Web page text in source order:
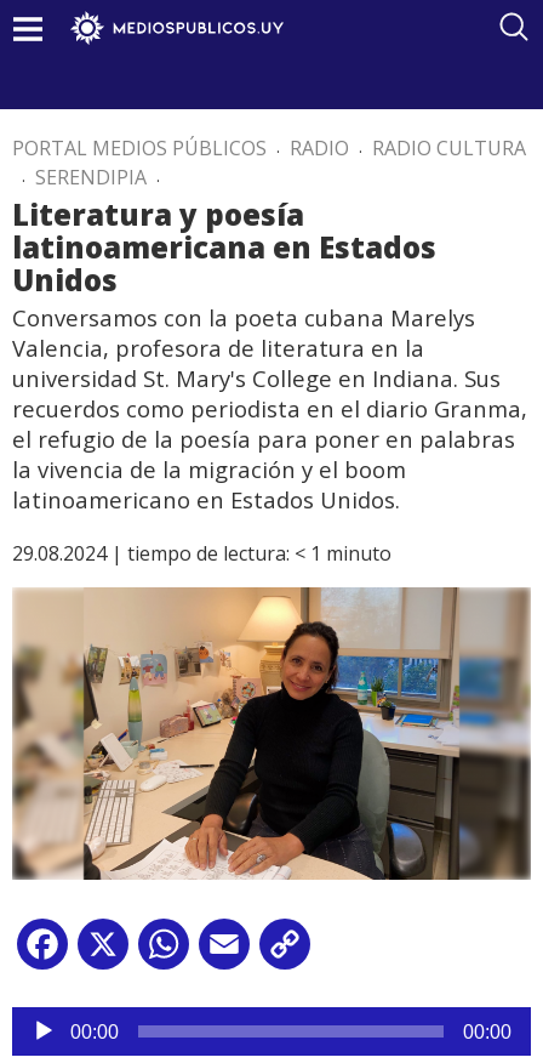
PORTAL MEDIOS PÚBLICOS . RADIO . RADIO CULTURA
. SERENDIPIA .
Literatura y poesía
latinoamericana en Estados
Unidos
Conversamos con la poeta cubana Marelys
Valencia, profesora de literatura en la
universidad St. Mary's College en Indiana. Sus
recuerdos como periodista en el diario Granma,
el refugio de la poesía para poner en palabras
la vivencia de la migración y el boom
latinoamericano en Estados Unidos.
29.08.2024 | tiempo de lectura: < 1 minuto
Facebook
X WhatsApp
Email
Reproductor
00:00 00:00